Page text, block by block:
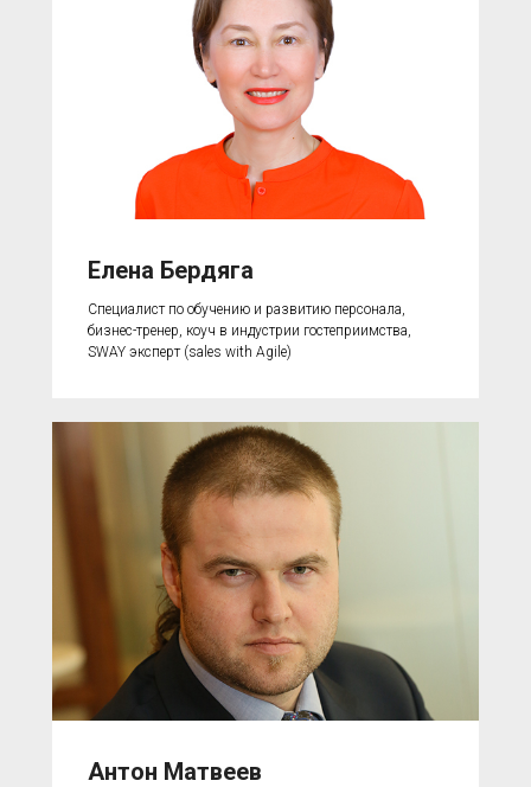
Елена Бердяга
Специалист по обучению и развитию персонала,
бизнес-тренер, коуч в индустрии гостеприимства,
SWAY эксперт (sales with Agile)
Антон Матвеев